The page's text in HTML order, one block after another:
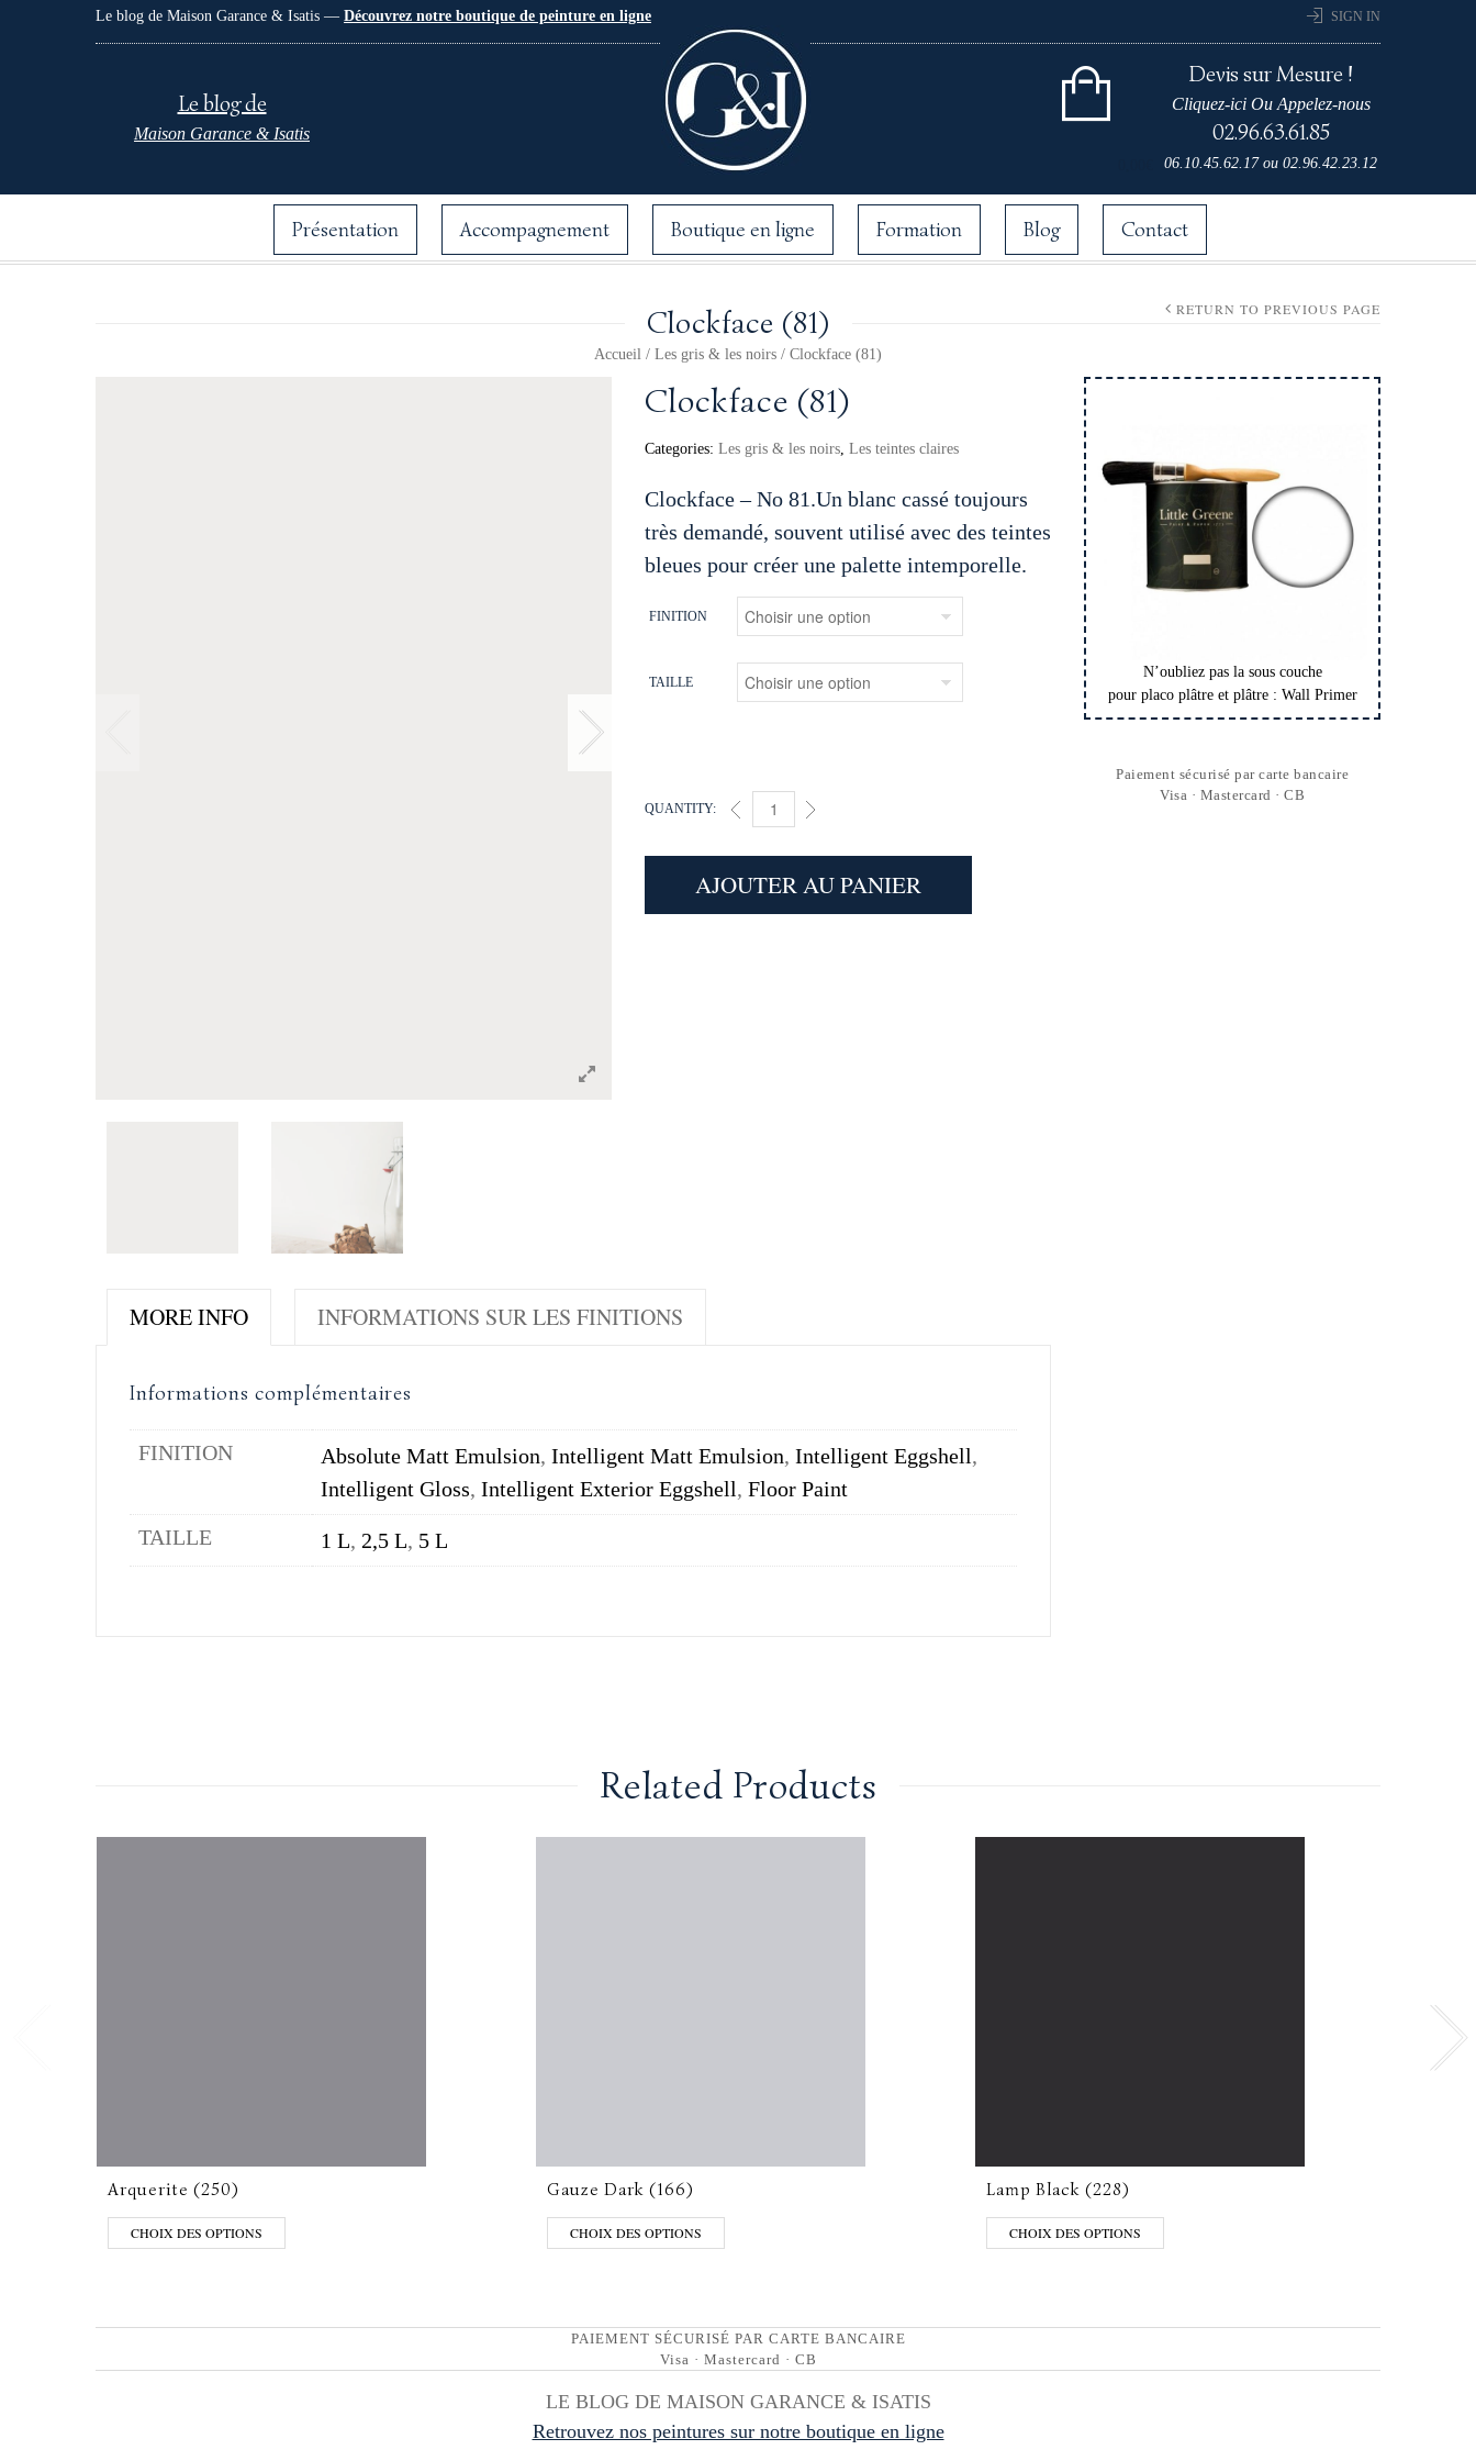
Le blog de Maison Garance & Isatis — Découvrez notre boutique de peinture en ligne SIGN IN
Le blog de
Maison Garance & Isatis
Devis sur Mesure !
Cliquez-ici Ou Appelez-nous
02.96.63.61.85
06.10.45.62.17 ou 02.96.42.23.12
Présentation Accompagnement Boutique en ligne Formation Blog Contact
Clockface (81)
Accueil / Les gris & les noirs / Clockface (81)
RETURN TO PREVIOUS PAGE
Clockface (81)
Categories: Les gris & les noirs, Les teintes claires
Clockface – No 81.Un blanc cassé toujours
très demandé, souvent utilisé avec des teintes
bleues pour créer une palette intemporelle.
FINITION
TAILLE
QUANTITY: CLOCKFACE (81) QUANTITY
AJOUTER AU PANIER
MORE INFO
Informations complémentaires
FINITION Absolute Matt Emulsion, Intelligent Matt Emulsion, Intelligent Eggshell,
Intelligent Gloss, Intelligent Exterior Eggshell, Floor Paint
TAILLE
1 L, 2,5 L, 5 L
INFORMATIONS SUR LES FINITIONS
N’oubliez pas la sous couche
pour placo plâtre et plâtre : Wall Primer
Paiement sécurisé par carte bancaire
Visa · Mastercard · CB
Related Products
Arquerite (250)
CHOIX DES OPTIONS
Gauze Dark (166)
CHOIX DES OPTIONS
Lamp Black (228)
CHOIX DES OPTIONS
PAIEMENT SÉCURISÉ PAR CARTE BANCAIRE
Visa · Mastercard · CB
LE BLOG DE MAISON GARANCE & ISATIS
Retrouvez nos peintures sur notre boutique en ligne